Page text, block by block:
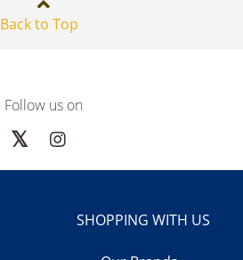
Back to Top
Follow us on
SHOPPING WITH US